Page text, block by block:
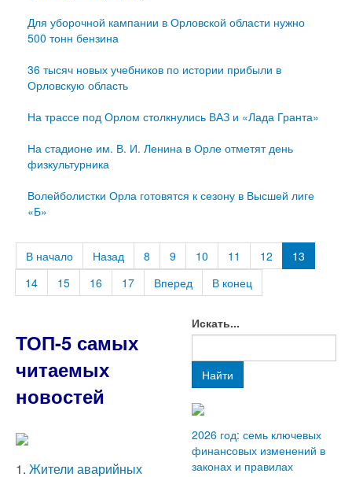
Для уборочной кампании в Орловской области нужно
500 тонн бензина
36 тысяч новых учебников по истории прибыли в
Орловскую область
На трассе под Орлом столкнулись ВАЗ и «Лада Гранта»
На стадионе им. В. И. Ленина в Орле отметят день
физкультурника
Волейболистки Орла готовятся к сезону в Высшей лиге
«Б»
В начало Назад 8 9 10 11 12
13
14
15 16 17 Вперед В конец
ТОП-5 самых
читаемых
новостей
1. Жители аварийных
Искать...
Найти
2026 год: семь ключевых
финансовых изменений в
законах и правилах